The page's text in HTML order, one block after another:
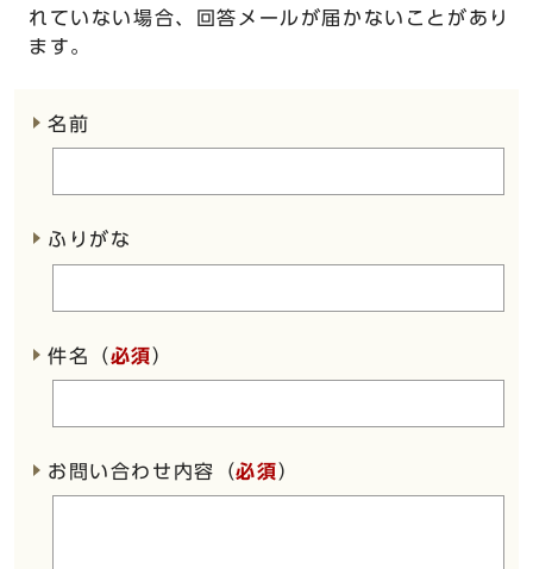
れていない場合、回答メールが届かないことがあり
ます。
名前
ふりがな
件名（必須）
お問い合わせ内容（必須）